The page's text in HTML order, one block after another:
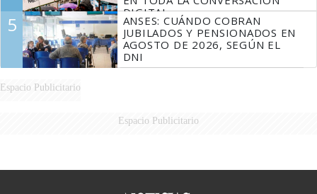
DIGITAL
5
ANSES: CUÁNDO COBRAN
JUBILADOS Y PENSIONADOS EN
AGOSTO DE 2026, SEGÚN EL
DNI
Espacio Publicitario
Espacio Publicitario